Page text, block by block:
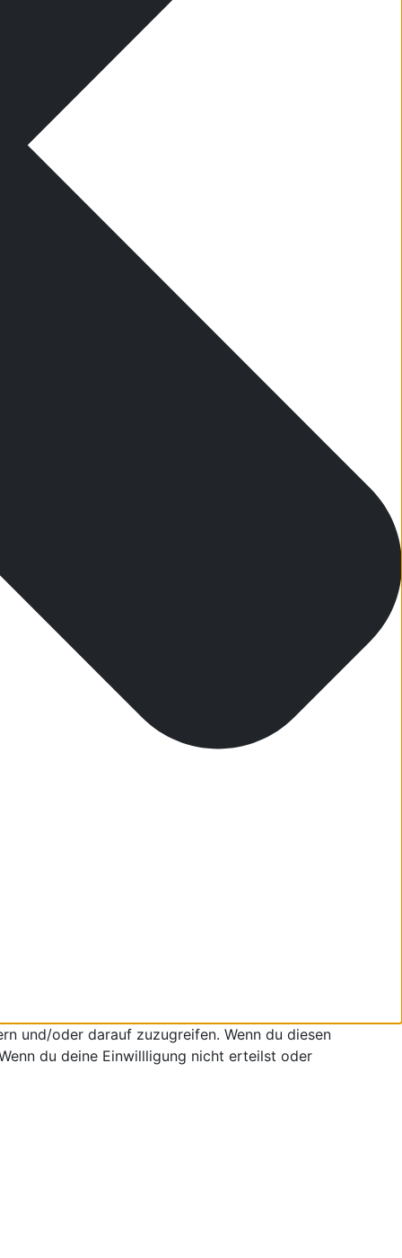
und/oder darauf zuzugreifen. Wenn du diesen
du deine Einwillligung nicht erteilst oder